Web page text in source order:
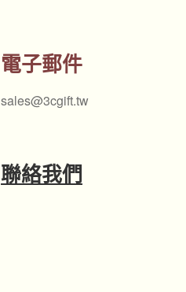
電子郵件
sales@3cgift.tw
聯絡我們